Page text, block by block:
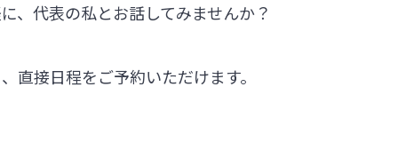
、代表の私とお話してみませんか？
直接日程をご予約いただけます。